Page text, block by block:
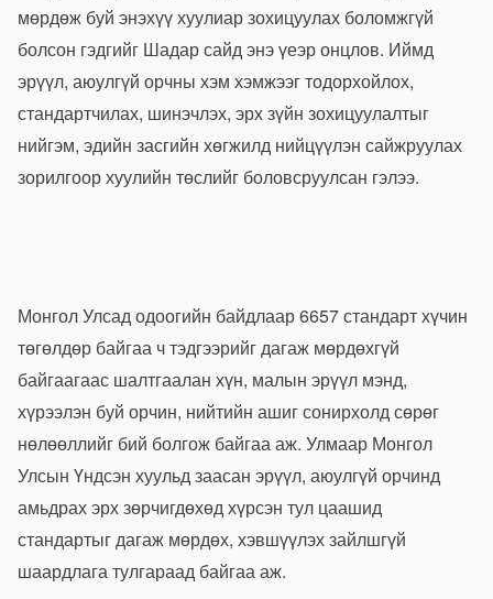
мөрдөж буй энэхүү хуулиар зохицуулах боломжгүй
болсон гэдгийг Шадар сайд энэ үеэр онцлов. Иймд
эрүүл, аюулгүй орчны хэм хэмжээг тодорхойлох,
стандартчилах, шинэчлэх, эрх зүйн зохицуулалтыг
нийгэм, эдийн засгийн хөгжилд нийцүүлэн сайжруулах
зорилгоор хуулийн төслийг боловсруулсан гэлээ.
Монгол Улсад одоогийн байдлаар 6657 стандарт хүчин
төгөлдөр байгаа ч тэдгээрийг дагаж мөрдөхгүй
байгаагаас шалтгаалан хүн, малын эрүүл мэнд,
хүрээлэн буй орчин, нийтийн ашиг сонирхолд сөрөг
нөлөөллийг бий болгож байгаа аж. Улмаар Монгол
Улсын Үндсэн хуульд заасан эрүүл, аюулгүй орчинд
амьдрах эрх зөрчигдөхөд хүрсэн тул цаашид
стандартыг дагаж мөрдөх, хэвшүүлэх зайлшгүй
шаардлага тулгараад байгаа аж.